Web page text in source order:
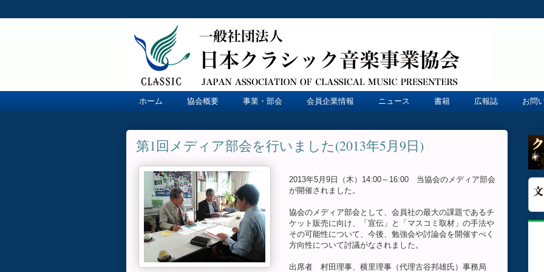
ホーム 協会概要 事業・部会 会員企業情報 ニュース 書籍 広報誌 お問
第1回メディア部会を行いました(2013年5月9日)
2013年5月9日（木）14:00～16:00 当協会のメディア部会
が開催されました。
協会のメディア部会として、会員社の最大の課題であるチ
ケット販売に向け、「宣伝」と「マスコミ取材」の手法や
その可能性について、今後、勉強会や討論会を開催すべく
方向性について討議がなされました。
出席者 村田理事、横里理事（代理古谷邦雄氏）事務局